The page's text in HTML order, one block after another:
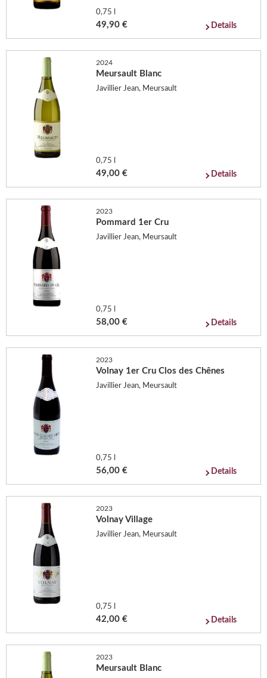
0,75 l
49,90 € Details
2024
Meursault Blanc
Javillier Jean, Meursault
0,75 l
49,00 € Details
2023
Pommard 1er Cru
Javillier Jean, Meursault
0,75 l
58,00 € Details
2023
Volnay 1er Cru Clos des Chênes
Javillier Jean, Meursault
0,75 l
56,00 € Details
2023
Volnay Village
Javillier Jean, Meursault
0,75 l
42,00 € Details
2023
Meursault Blanc